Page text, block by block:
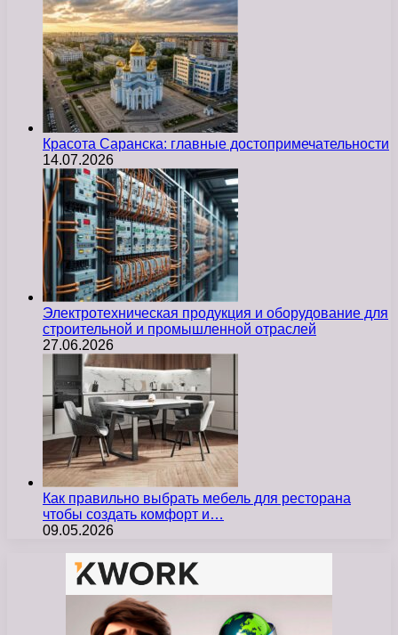
Красота Саранска: главные достопримечательности
14.07.2026
Электротехническая продукция и оборудование для
строительной и промышленной отраслей
27.06.2026
Как правильно выбрать мебель для ресторана
чтобы создать комфорт и…
09.05.2026